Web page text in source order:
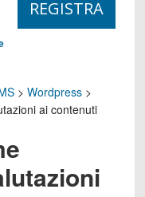
> Wordpress>
ai contenuti